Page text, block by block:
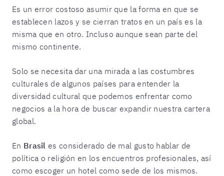
Es un error costoso asumir que la forma en que se
establecen lazos y se cierran tratos en un país es la
misma que en otro. Incluso aunque sean parte del
mismo continente.
Solo se necesita dar una mirada a las costumbres
culturales de algunos países para entender la
diversidad cultural que podemos enfrentar como
negocios a la hora de buscar expandir nuestra cartera
global.
En Brasil es considerado de mal gusto hablar de
política o religión en los encuentros profesionales, así
como escoger un hotel como sede de los mismos.